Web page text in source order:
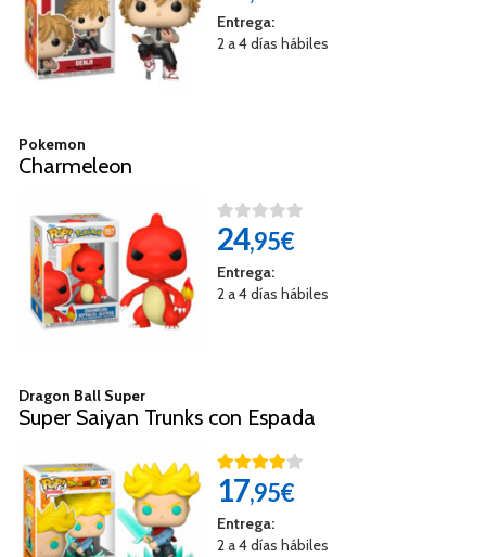
Entrega:
2 a 4 días hábiles
Pokemon
Charmeleon
24,95€
Entrega:
2 a 4 días hábiles
Dragon Ball Super
Super Saiyan Trunks con Espada
17,95€
Entrega:
2 a 4 días hábiles